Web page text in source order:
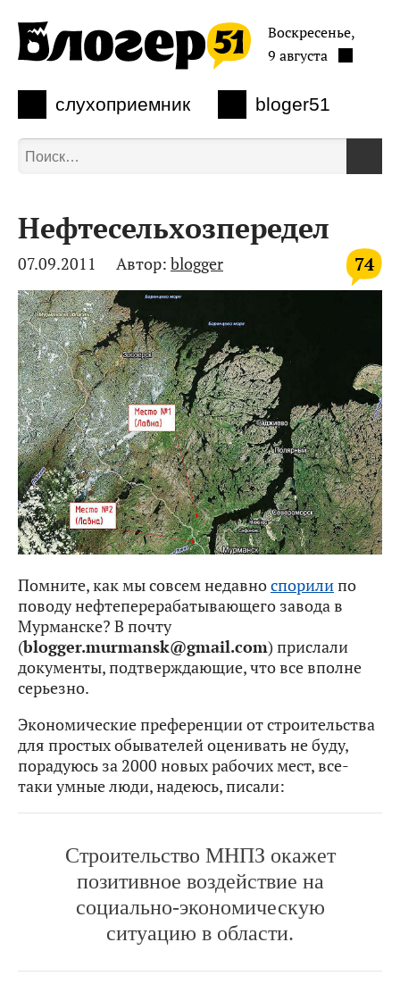
слухоприемник bloger51
Воскресенье,
9 августа
Нефтесельхозпередел
74
07.09.2011 Автор: blogger
Помните, как мы совсем недавноспорилипо
поводу нефтеперерабатывающего завода в
Мурманске? В почту
(blogger.murmansk@gmail.com) прислали
документы, подтверждающие, что все вполне
серьезно.
Экономические преференции от строительства
для простых обывателей оценивать не буду,
порадуюсь за 2000 новых рабочих мест, все-
таки умные люди, надеюсь, писали:
Строительство МНПЗ окажет
позитивное воздействие на
социально-экономическую
ситуацию в области.